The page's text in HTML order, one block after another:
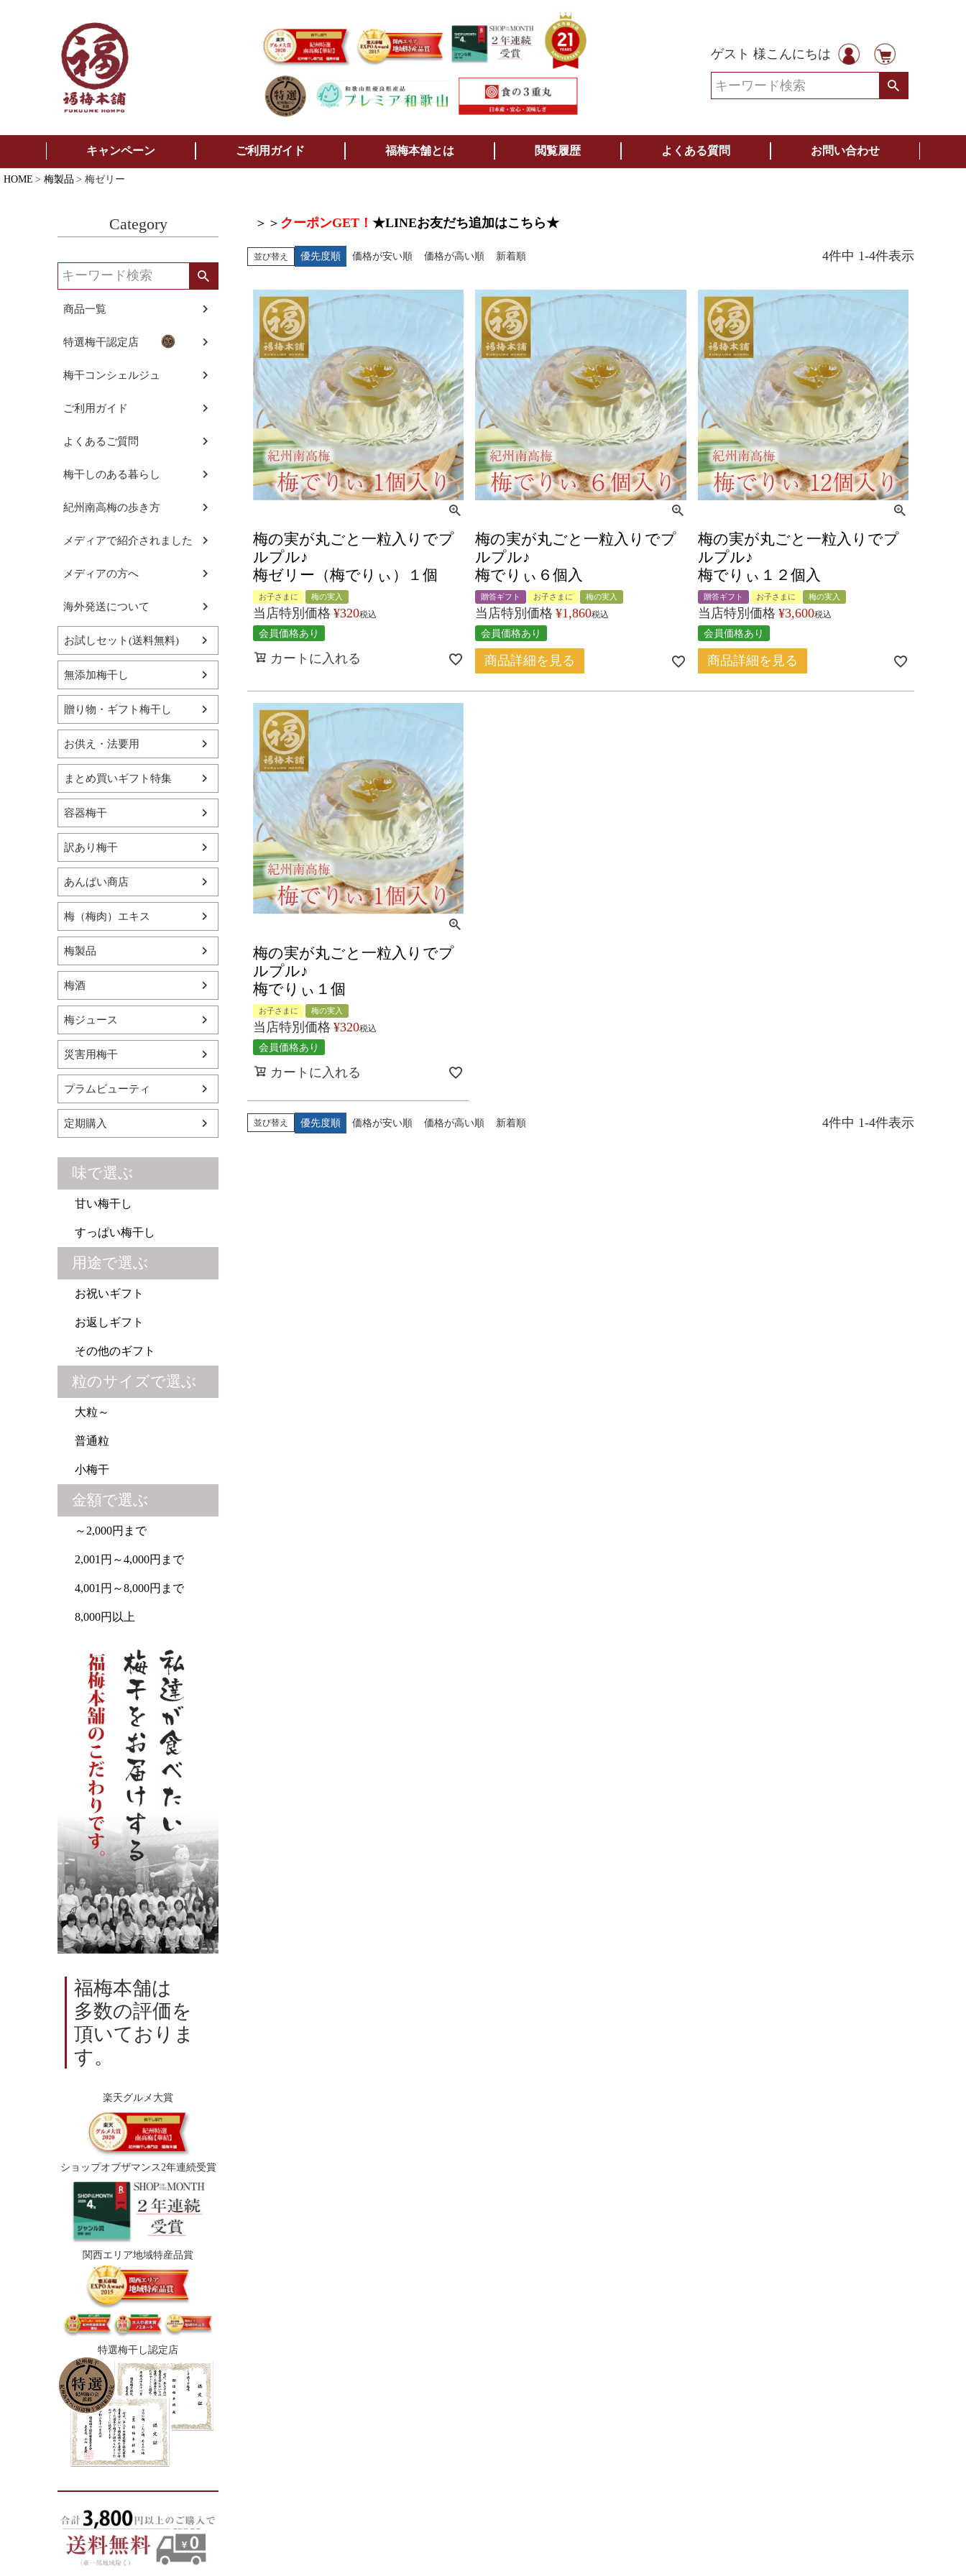
ゲスト 様こんにちは
検索
キャンペーン ご利用ガイド 福梅本舗とは 閲覧履歴 よくある質問 お問い合わせ
HOME 梅製品 梅ゼリー
Category
商品一覧
特選梅干認定店
梅干コンシェルジュ
ご利用ガイド
よくあるご質問
梅干しのある暮らし
紀州南高梅の歩き方
メディアで紹介されました
メディアの方へ
海外発送について
お試しセット(送料無料)
無添加梅干し
贈り物・ギフト梅干し
お供え・法要用
まとめ買いギフト特集
容器梅干
訳あり梅干
あんばい商店
梅（梅肉）エキス
梅製品
梅酒
梅ジュース
災害用梅干
プラムビューティ
定期購入
味で選ぶ
甘い梅干し
すっぱい梅干し
用途で選ぶ
お祝いギフト
お返しギフト
その他のギフト
粒のサイズで選ぶ
大粒～
普通粒
小梅干
金額で選ぶ
～2,000円まで
2,001円～4,000円まで
4,001円～8,000円まで
8,000円以上
福梅本舗は
多数の評価を
頂いておりま
す。
楽天グルメ大賞
ショップオブザマンス2年連続受賞
関西エリア地域特産品賞
特選梅干し認定店
＞＞ クーポンGET！ ★LINEお友だち追加はこちら★
並び替え 優先度順 価格が安い順 価格が高い順 新着順 4件中 1-4件表示
梅の実が丸ごと一粒入りでプ
ルプル♪
梅ゼリー（梅でりぃ）１個
お子さまに 梅の実入
当店特別価格 ¥320税込
会員価格あり
カートに入れる
梅の実が丸ごと一粒入りでプ
ルプル♪
梅でりぃ６個入
贈答ギフト お子さまに 梅の実入
当店特別価格 ¥1,860税込
会員価格あり
商品詳細を見る
梅の実が丸ごと一粒入りでプ
ルプル♪
梅でりぃ１２個入
贈答ギフト お子さまに 梅の実入
当店特別価格 ¥3,600税込
会員価格あり
商品詳細を見る
梅の実が丸ごと一粒入りでプ
ルプル♪
梅でりぃ１個
お子さまに 梅の実入
当店特別価格 ¥320税込
会員価格あり
カートに入れる
並び替え 優先度順 価格が安い順 価格が高い順 新着順 4件中 1-4件表示